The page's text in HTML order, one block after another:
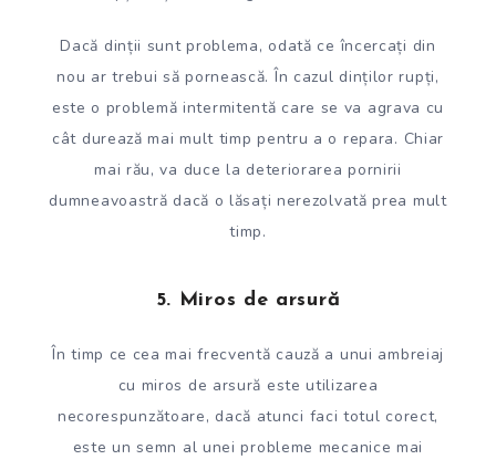
Dacă dinții sunt problema, odată ce încercați din
nou ar trebui să pornească. În cazul dinților rupți,
este o problemă intermitentă care se va agrava cu
cât durează mai mult timp pentru a o repara. Chiar
mai rău, va duce la deteriorarea pornirii
dumneavoastră dacă o lăsați nerezolvată prea mult
timp.
5. Miros de arsură
În timp ce cea mai frecventă cauză a unui ambreiaj
cu miros de arsură este utilizarea
necorespunzătoare, dacă atunci faci totul corect,
este un semn al unei probleme mecanice mai